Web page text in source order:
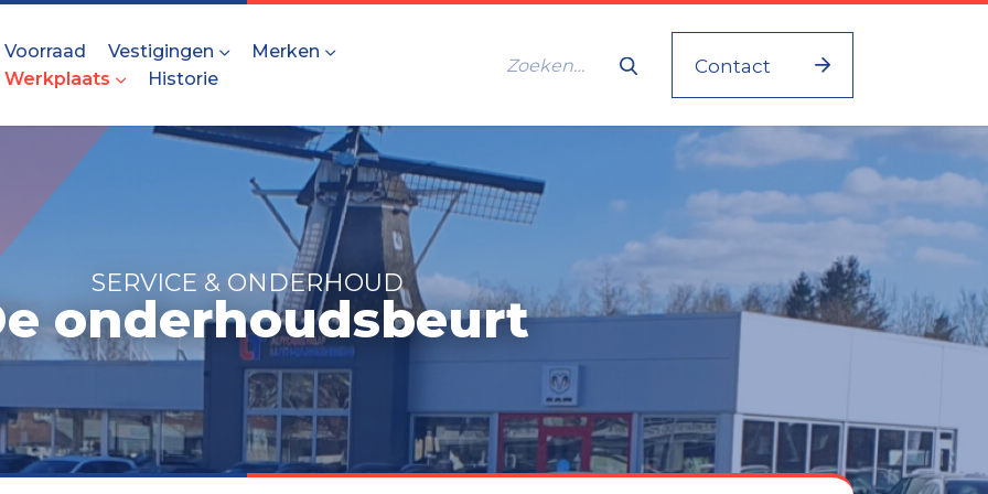
Voorraad Vestigingen
Merken
Werkplaats
Historie
Contact
SERVICE & ONDERHOUD
onderhoudsbeurt